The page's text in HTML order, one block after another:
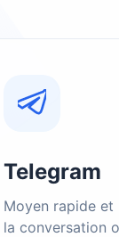
Telegram
Moyen rapide
la conversation